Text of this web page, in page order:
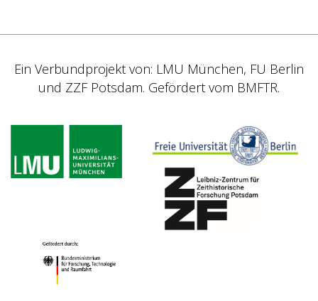
Ein Verbundprojekt von: LMU München, FU Berlin
und ZZF Potsdam. Gefördert vom BMFTR.